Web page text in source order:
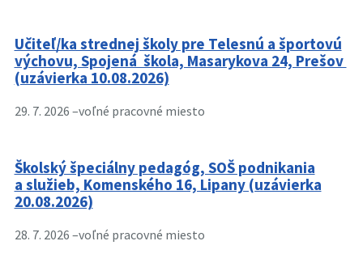
Učiteľ/ka strednej školy pre Telesnú a športovú
výchovu, Spojená škola, Masarykova 24, Prešov
(uzávierka 10.08.2026)
29. 7. 2026 –voľné pracovné miesto
Školský špeciálny pedagóg, SOŠ podnikania
a služieb, Komenského 16, Lipany (uzávierka
20.08.2026)
28. 7. 2026 –voľné pracovné miesto